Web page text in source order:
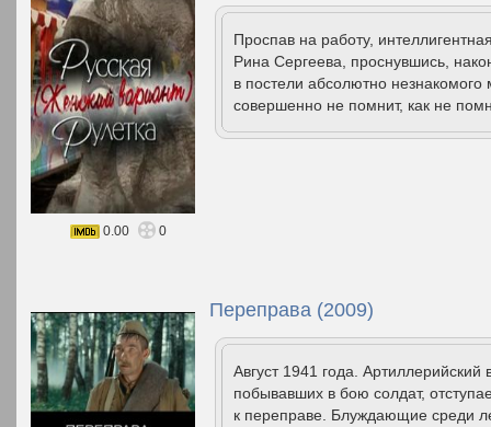
Проспав на работу,
Рина Сергеева, проснувшись,
в постели абсолютно незнакомого
совершенно не помнит, как не
0.00 0
Переправа (2009)
Август 1941 года.
побывавших в бою солдат,
к переправе. Блуждающие среди